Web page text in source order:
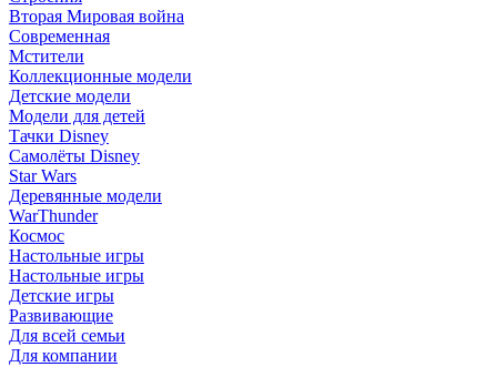
Вторая Мировая война
Современная
Мстители
Коллекционные модели
Детские модели
Модели для детей
Тачки Disney
Самолёты Disney
Star Wars
Деревянные модели
WarThunder
Космос
Настольные игры
Настольные игры
Детские игры
Развивающие
Для всей семьи
Для компании